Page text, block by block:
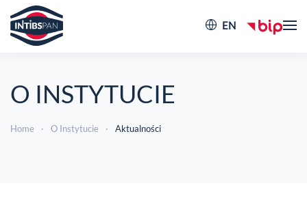
EN
O INSTYTUCIE
Home O Instytucie Aktualności